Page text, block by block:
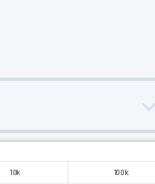
10k 100k